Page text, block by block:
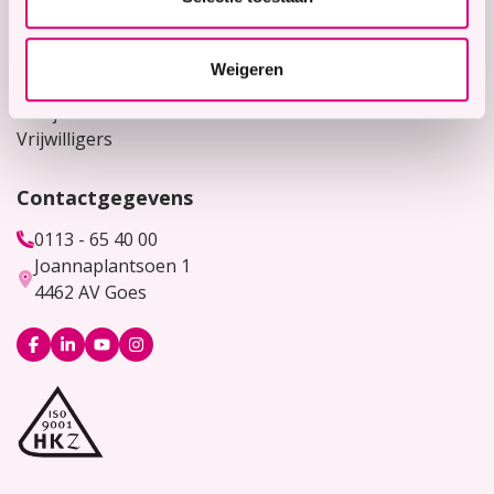
Weigeren
Voor verwijzers
Bekijk hier onze vacatures
Vrijwilligers
Contactgegevens
0113 - 65 40 00
Joannaplantsoen 1
4462 AV Goes
Logo
Facebook
Logo
LinkedIn
LogoLogo